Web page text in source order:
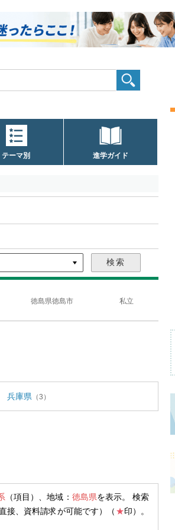
テーマ別 進学ガイド
徳島県徳島市 私立
兵庫県 （3）
（項目）、地域： 徳島県を表示。 検索
接、資料請求が可能です）（ ★印）。